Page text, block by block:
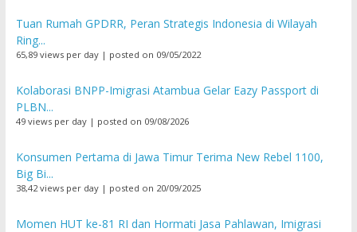
Tuan Rumah GPDRR, Peran Strategis Indonesia di Wilayah
Ring...
65,89 views per day| posted on 09/05/2022
Kolaborasi BNPP-Imigrasi Atambua Gelar Eazy Passport di
PLBN...
49 views per day| posted on 09/08/2026
Konsumen Pertama di Jawa Timur Terima New Rebel 1100,
Big Bi...
38,42 views per day| posted on 20/09/2025
Momen HUT ke-81 RI dan Hormati Jasa Pahlawan, Imigrasi